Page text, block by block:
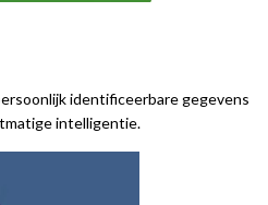
identificeerbare gegevens
intelligentie.